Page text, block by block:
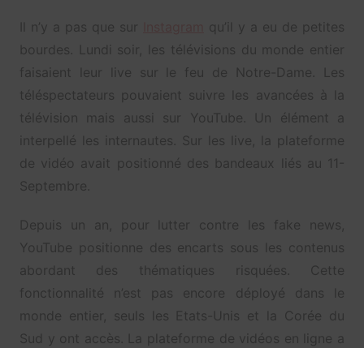
Il n’y a pas que sur
qu’il y a eu de petites
bourdes. Lundi soir, les télévisions du monde entier
faisaient leur live sur le feu de Notre-Dame. Les
téléspectateurs pouvaient suivre les avancées à la
télévision mais aussi sur YouTube. Un élément a
interpellé les internautes. Sur les live, la plateforme
de vidéo avait positionné des bandeaux liés au 11-
Septembre.
Depuis un an, pour lutter contre les fake news,
YouTube positionne des encarts sous les contenus
abordant des thématiques risquées. Cette
fonctionnalité n’est pas encore déployé dans le
monde entier, seuls les Etats-Unis et la Corée du
Sud y ont accès. La plateforme de vidéos en ligne a